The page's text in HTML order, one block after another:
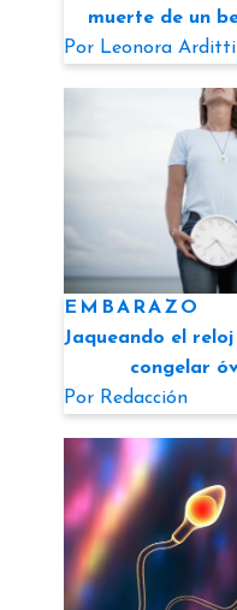
muerte de un
Por Leonora Arditti
EMBARAZO
Jaqueando el
congelar
Por Redacción